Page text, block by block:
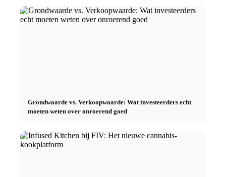
Grondwaarde vs. Verkoopwaarde: Wat investeerders echt
moeten weten over onroerend goed